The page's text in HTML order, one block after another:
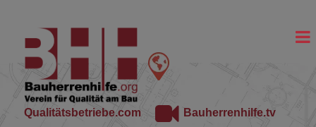
Qualitätsbetriebe.com Bauherrenhilfe.tv